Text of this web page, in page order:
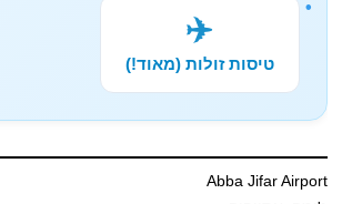
✈️
טיסות זולות (מאוד!)
Abba Jifar Airport